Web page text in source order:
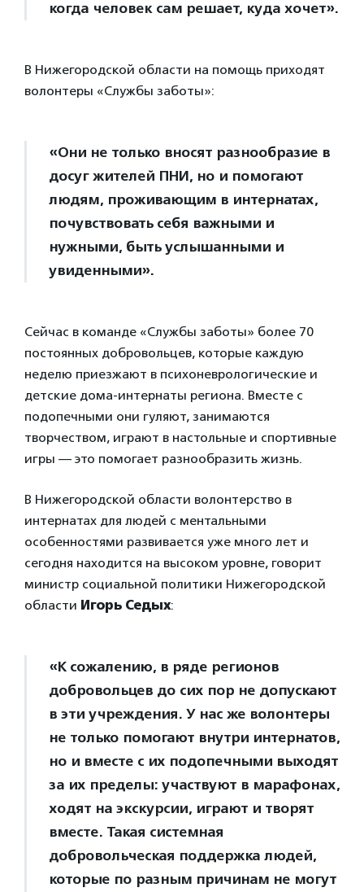
когда человек сам решает, куда хочет».
В Нижегородской области на помощь приходят
волонтеры «Службы заботы»:
«Они не только вносят разнообразие в
досуг жителей ПНИ, но и помогают
людям, проживающим в интернатах,
почувствовать себя важными и
нужными, быть услышанными и
увиденными».
Сейчас в команде «Службы заботы» более 70
постоянных добровольцев, которые каждую
неделю приезжают в психоневрологические и
детские дома-интернаты региона. Вместе с
подопечными они гуляют, занимаются
творчеством, играют в настольные и спортивные
игры — это помогает разнообразить жизнь.
В Нижегородской области волонтерство в
интернатах для людей с ментальными
особенностями развивается уже много лет и
сегодня находится на высоком уровне, говорит
министр социальной политики Нижегородской
области Игорь Седых:
«К сожалению, в ряде регионов
добровольцев до сих пор не допускают
в эти учреждения. У нас же волонтеры
не только помогают внутри интернатов,
но и вместе с их подопечными выходят
за их пределы: участвуют в марафонах,
ходят на экскурсии, играют и творят
вместе. Такая системная
добровольческая поддержка людей,
которые по разным причинам не могут